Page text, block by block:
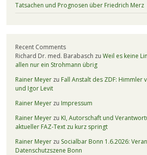
Tatsachen und Prognosen über Friedrich Merz
Recent Comments
Richard Dr. med. Barabasch zu Weil es keine
allen nur ein Strohmann übrig
Rainer Meyerzu Fall Anstalt des ZDF: Himmler
und Igor Levit
Rainer Meyerzu Impressum
Rainer Meyerzu KI, Autorschaft und
aktueller FAZ-Text zu kurz springt
Rainer Meyerzu Socialbar Bonn 1.6.2026:
Datenschutzszene Bonn